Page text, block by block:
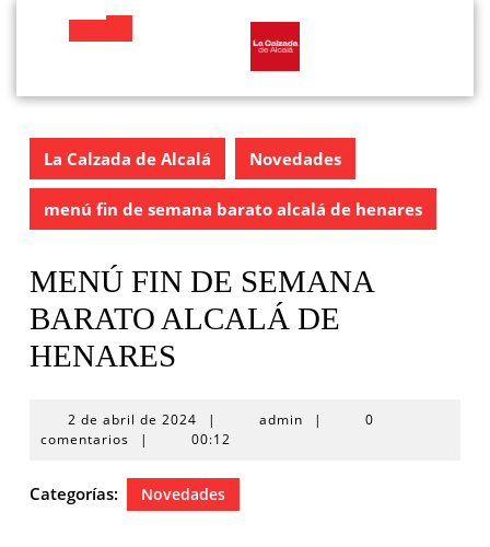
de
apertura
La Calzada de Alcalá Novedades
menú fin de semana barato alcalá de henares
MENÚ FIN DE SEMANA
BARATO ALCALÁ DE
HENARES
2 de abril de 2024
de
de
2024
| admin |
0
comentarios
| 00:12
Categorías: Novedades